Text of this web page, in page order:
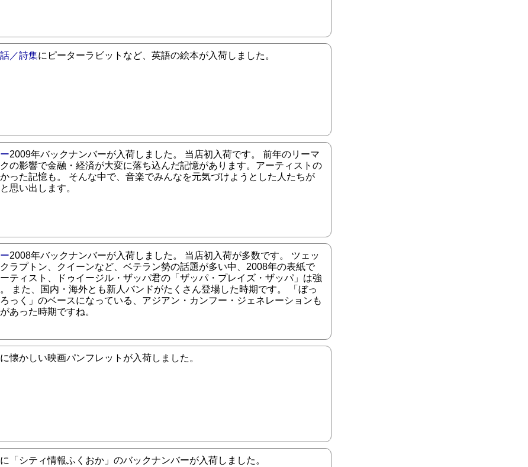
／詩集にピーターラビットなど、英語の絵本が入荷しました。
2009年バックナンバーが入荷しました。 当店初入荷です。 前年のリーマ
の影響で金融・経済が大変に落ち込んだ記憶があります。アーティストの
った記憶も。 そんな中で、音楽でみんなを元気づけようとした人たちが
思い出します。
2008年バックナンバーが入荷しました。 当店初入荷が多数です。 ツェッ
ラプトン、クイーンなど、ベテラン勢の話題が多い中、2008年の表紙で
ティスト、ドゥイージル・ザッパ君の「ザッパ・プレイズ・ザッパ」は強
また、国内・海外とも新人バンドがたくさん登場した時期です。 「ぼっ
っく」のベースになっている、アジアン・カンフー・ジェネレーションも
あった時期ですね。
に懐かしい映画パンフレットが入荷しました。
に「シティ情報ふくおか」のバックナンバーが入荷しました。